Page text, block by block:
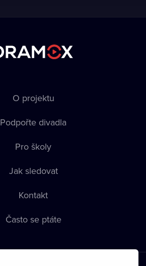
O projektu
Podpořte divadla
Pro školy
Jak sledovat
Kontakt
Často se ptáte